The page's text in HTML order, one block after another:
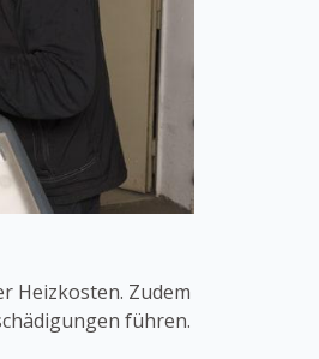
Heizkosten. Zudem
führen.